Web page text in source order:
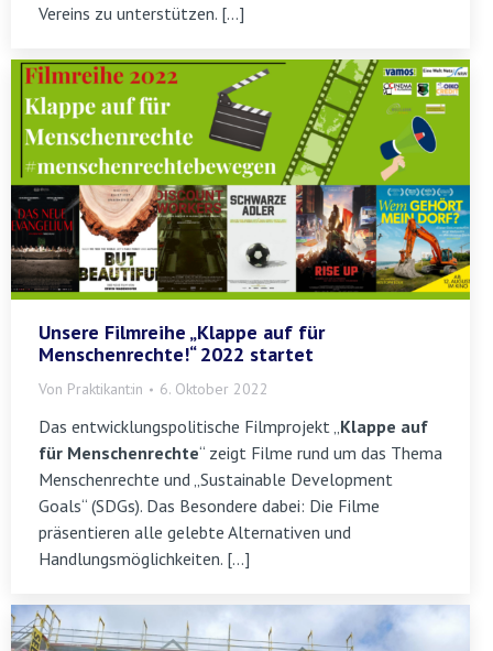
Vereins zu unterstützen. […]
Unsere Filmreihe „Klappe auf für
Menschenrechte!“ 2022 startet
Von Praktikant:in 6. Oktober 2022
Das entwicklungspolitische Filmprojekt „Klappe auf
für Menschenrechte“ zeigt Filme rund um das Thema
Menschenrechte und „Sustainable Development
Goals“ (SDGs). Das Besondere dabei: Die Filme
präsentieren alle gelebte Alternativen und
Handlungsmöglichkeiten. […]